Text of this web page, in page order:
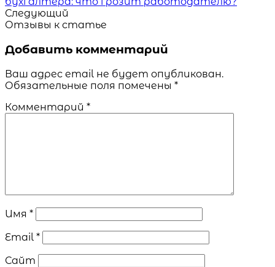
Следующий
Отзывы к статье
Добавить комментарий
Ваш адрес email не будет опубликован.
Обязательные поля помечены *
Комментарий *
Имя *
Email *
Сайт